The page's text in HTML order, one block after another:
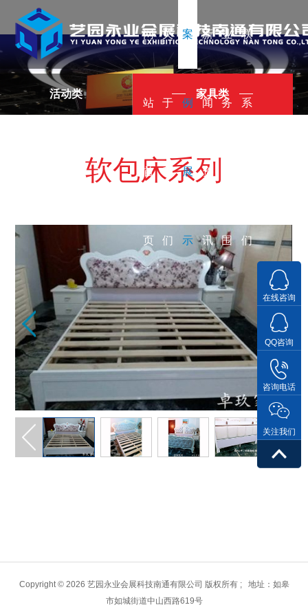
网
站
首
页
关
于
我
们
案
例
展
示
新
闻
资
讯
业
务
围
联
系
们
活动类 家具类
软包床系列
Copyright © 2026 艺园永业会展科技南通有限公司 版权所有 ; 地址：如皋
市如城街道中山西路619号
在线咨询
QQ咨询
咨询电话
关注我们